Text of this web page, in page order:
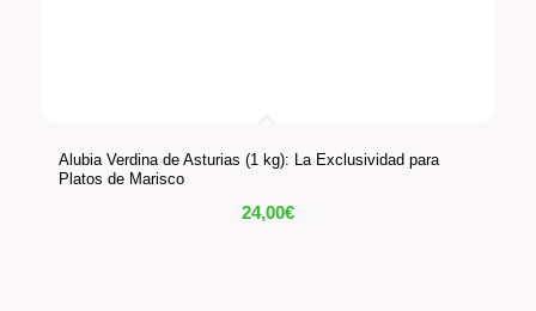
Alubia Verdina de Asturias (1 kg): La Exclusividad para
Platos de Marisco
24,00€